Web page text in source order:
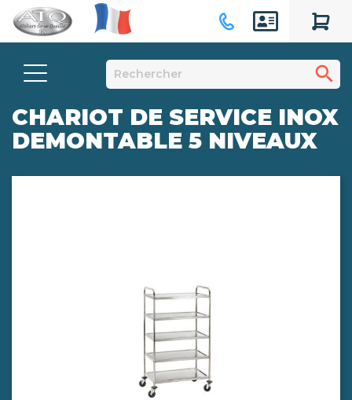
search
CHARIOT DE SERVICE INOX
DEMONTABLE 5 NIVEAUX